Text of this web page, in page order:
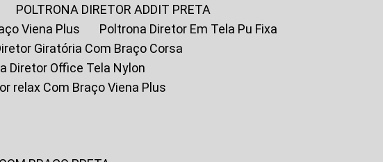
POLTRONA DIRETOR ADDIT PRETA
Viena Plus
Poltrona Diretor Em Tela Pu Fixa
Giratória Com Braço Corsa
Diretor Office Tela Nylon
relax Com Braço Viena Plus